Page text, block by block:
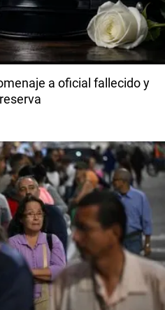
a oficial fallecido y